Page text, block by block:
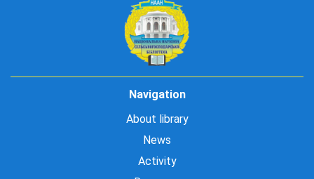
Navigation
About library
News
Activity